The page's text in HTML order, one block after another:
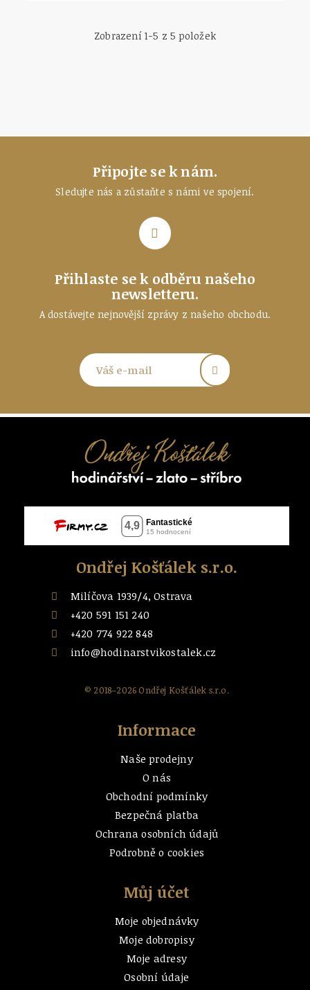
Zobrazení 1-5 z 5 položek
Připojte se k nám.
Sledujte nás a zůstaňtes námi ve spojení.
Přihlaste se k odběru našeho
newsletteru.
A dostávejte nejnovější zprávy z našeho obchodu.
Ondřej Košťálek s.r.o.
Milíčova 1939/4, Ostrava
+420 591 151 240
+420 774 922 848
info@hodinarstvikostalek.cz
© 2018–2026 Ondřej Košťálek s.r.o.
Informace
Naše prodejny
O nás
Obchodní podmínky
Bezpečná platba
Ochrana osobních údajů
Podrobně o cookies
Můj účet
Moje objednávky
Moje dobropisy
Moje adresy
Osobní údaje